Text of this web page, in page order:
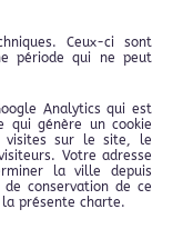
Ceux-ci sont
période qui ne peut
Analytics qui est
qui génère un cookie
visites sur le site, le
Votre adresse
la ville depuis
conservation de ce
présente charte.